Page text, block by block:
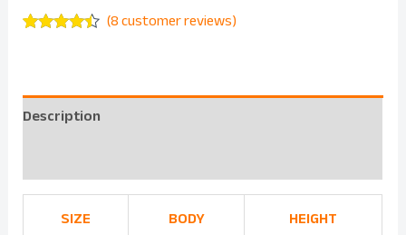
ratings
(8customer reviews)
Description
SIZE BODY
HEIGHT